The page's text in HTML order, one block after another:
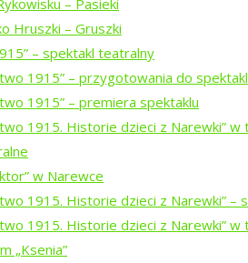
– Pasieki
Hruszki – Gruszki
– spektakl teatralny
1915” – przygotowania do
1915” – premiera spektaklu
1915. Historie dzieci z Narewki” w
w Narewce
1915. Historie dzieci z Narewki” ⁠–⁠
1915. Historie dzieci z Narewki” w
„Ksenia”
z Igorem Isajewem
z Krzysztofem Mucharskim